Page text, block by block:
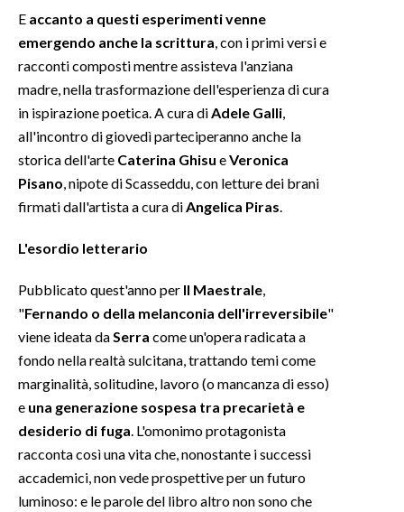
E accanto a questi esperimenti venne
emergendo anche la scrittura , con i primi versi e
racconti composti mentre assisteva l'anziana
madre, nella trasformazione dell'esperienza di cura
in ispirazione poetica. A cura di Adele Galli
all'incontro di giovedì parteciperanno anche la
storica dell'arte Caterina Ghisu eVeronica
Pisano , nipote di Scasseddu, con letture dei brani
firmati dall'artista a cura di Angelica Piras
L'esordio letterario
Pubblicato quest'anno per Il Maestrale
"Fernando o della melanconia dell'irreversibile"
viene ideata da Serra come un'opera radicata a
fondo nella realtà sulcitana, trattando temi come
marginalità, solitudine, lavoro (o mancanza di esso)
e una generazione sospesa tra precarietà e
desiderio di fuga . L'omonimo protagonista
racconta così una vita che, nonostante i successi
accademici, non vede prospettive per un futuro
luminoso: e le parole del libro altro non sono che